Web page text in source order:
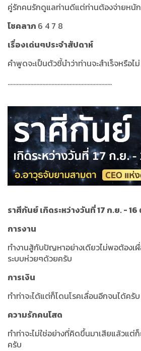
คู่รักคนรักดูแลท่านดีแต่ท่านต้องจ่ายหนั
โชคลาภ 6 4 7 8
เรื่องเด่นๆประจำสัปดาห์
คำพูดจะเป็นตัวชี้นำว่าท่านจะสำเร็จหรือไม่
.....................................................................
ราศีกันย์ เกิดระหว่างวันที่ 17 ก.ย. - 16
การงาน
ทำงานสู้กับปัญหาอย่างเดียวไม่พอต้องเ
ระบบห่วยๆด้วยครับ
การเงิน
ทำท่าจะได้แต่ก็โดนโรคเลื่อนอีกจนได้ครับ
ความรักคนโสด
ทำท่าจะไม่ใช่อย่างที่คิดขึ้นมาเสียแล้วแต่
ครับ